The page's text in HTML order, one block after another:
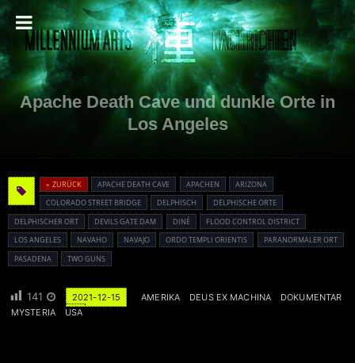
Apache Death Cave und dunkle Orte in
Los Angeles
« ZURÜCK APACHE DEATH CAVE APACHEN
ARIZONA
COLORADO STREET BRIDGE
DELPHISCH
DELPHISCHE ORTE
DELPHISCHER ORT
DEVILS GATE DAM DINÉ
FLOOD CONTROL DISTRICT
LOS ANGELES
NAVAHO NAVAJO ORDO TEMPLI ORIENTIS
PARANORMALER ORT
PASADENA
TWO GUNS
141 2021-12-15 AMERIKA DEUS EX MACHINA
DOKUMENTAR
MYSTERIA
USA